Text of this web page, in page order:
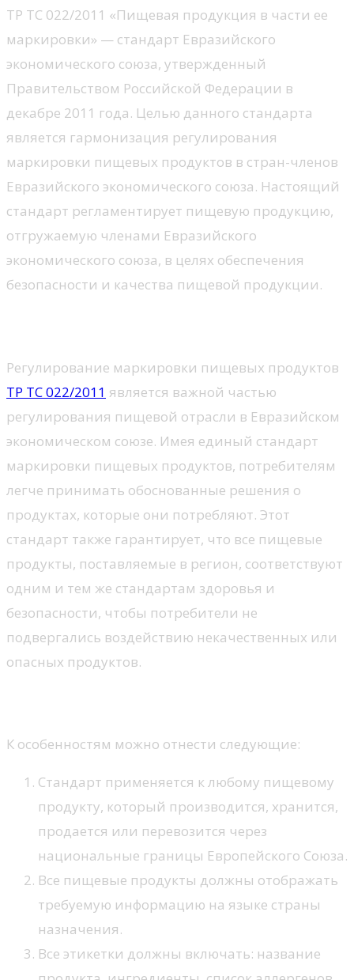
ТР ТС 022/2011 «Пищевая продукция в части ее
маркировки» — стандарт Евразийского
экономического союза, утвержденный
Правительством Российской Федерации в
декабре 2011 года. Целью данного стандарта
является гармонизация регулирования
маркировки пищевых продуктов в стран-членов
Евразийского экономического союза. Настоящий
стандарт регламентирует пищевую продукцию,
отгружаемую членами Евразийского
экономического союза, в целях обеспечения
безопасности и качества пищевой продукции.
Регулирование маркировки пищевых продуктов
ТР ТС 022/2011 является важной частью
регулирования пищевой отрасли в Евразийском
экономическом союзе. Имея единый стандарт
маркировки пищевых продуктов, потребителям
легче принимать обоснованные решения о
продуктах, которые они потребляют. Этот
стандарт также гарантирует, что все пищевые
продукты, поставляемые в регион, соответствуют
одним и тем же стандартам здоровья и
безопасности, чтобы потребители не
подвергались воздействию некачественных или
опасных продуктов.
К особенностям можно отнести следующие:
Стандарт применяется к любому пищевому
продукту, который производится, хранится,
продается или перевозится через
национальные границы Европейского Союза.
Все пищевые продукты должны отображать
требуемую информацию на языке страны
назначения.
Все этикетки должны включать: название